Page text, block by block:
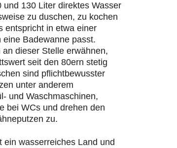
und 130 Liter direktes Wasser
zu duschen, zu kochen
entspricht in etwa einer
Badewanne passt.
dieser Stelle erwähnen,
seit den 80ern stetig
sind pflichtbewusster
unter anderem
und Waschmaschinen,
bei WCs und drehen den
zu.
ein wasserreiches Land und